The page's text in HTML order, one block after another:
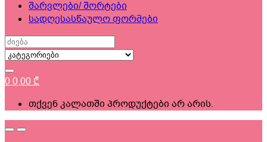
შარვლები/ შორტები
სადღესასწაულო ფორმები
Search
for:
0 0,00 ₾
თქვენ კალათში პროდუქტები არ არის.